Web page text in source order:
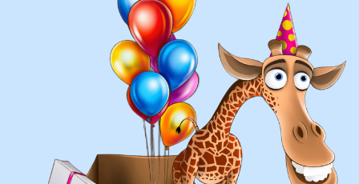
фигуры любой сложности
у вас есть фото шаров, и
вы хотите так же?